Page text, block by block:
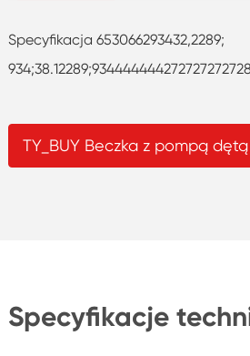
Specyfikacja 653066293432,2289;
TY_BUY Beczka z pompą dętą
Specyfikacje